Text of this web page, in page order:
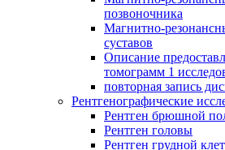
позвоночника
Магнитно-
суставов
Описание
томограмм 1
повторная запись
Рентгенографические
Рентген брюшной
Рентген головы
Рентген грудной